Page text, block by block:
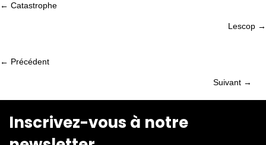
Posts
← Catastrophe
Lescop →
Posts
← Précédent
navigation
Suivant →
Inscrivez-vous à notre